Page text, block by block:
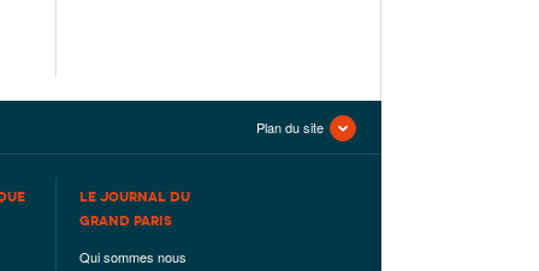
Plan du site
LE JOURNAL DU
GRAND PARIS
Qui sommes nous